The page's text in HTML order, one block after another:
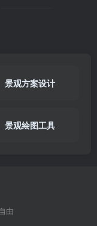
景观方案设计
景观绘图工具
由